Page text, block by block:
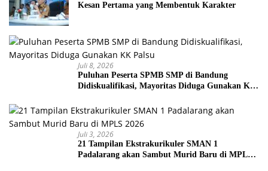
Kesan Pertama yang Membentuk Karakter
Juli 8, 2026
Puluhan Peserta SPMB SMP di Bandung
Didiskualifikasi, Mayoritas Diduga Gunakan KK
Juli 3, 2026
21 Tampilan Ekstrakurikuler SMAN 1
Padalarang akan Sambut Murid Baru di MPLS